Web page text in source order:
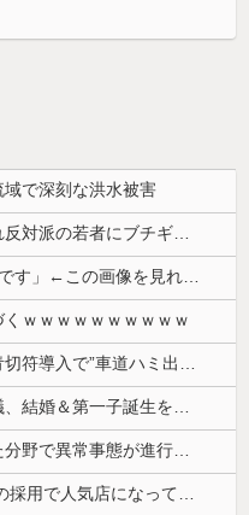
で深刻な洪水被害
【動画】ホリエモン、移民受け入れ反対派の若者にブチギレ→スタジオ誰も反論できず沈黙w
矢田萌華「6期生のビジュアル担当です」←この画像を見れば誰もが納得【画像あり】
くｗｗｗｗｗｗｗｗｗｗ
「抜くに抜けない……」自転車の青切符導入で”車道ハミ出し”が急増中
【祝】小坪慎也市議と添田詩織市議、結婚＆第一子誕生を発表 → ｗｗｗｗｗｗｗｗｗｗｗｗ
中国勢が圧倒的な強さを誇っていた分野で異常事態が進行中、日本勢が3人も準決勝に進む一方で中国勢が……
【動画】 町の中華料理屋さん、娘の採用で人気店になってしまう